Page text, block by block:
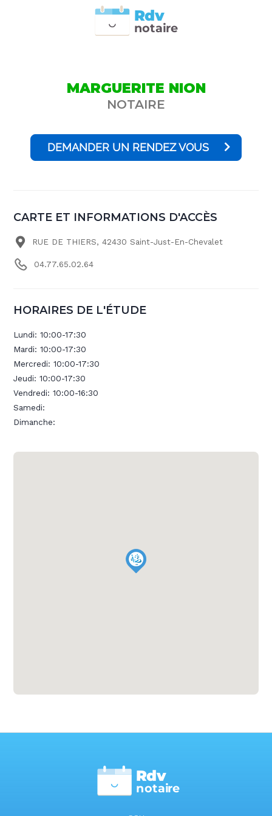
notaire
Rdv
MARGUERITE NION
NOTAIRE
DEMANDER UN RENDEZ VOUS
CARTE ET INFORMATIONS D'ACCÈS
RUE DE THIERS, 42430 Saint-Just-En-Chevalet
04.77.65.02.64
HORAIRES DE L'ÉTUDE
Lundi:10:00-17:30
Mardi:10:00-17:30
Mercredi:10:00-17:30
Jeudi:10:00-17:30
Vendredi:10:00-16:30
Samedi:
Dimanche:
notaire
Rdv